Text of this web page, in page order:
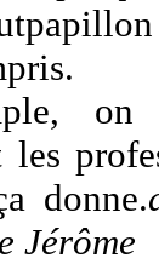
on
les
donne.
Jérôme